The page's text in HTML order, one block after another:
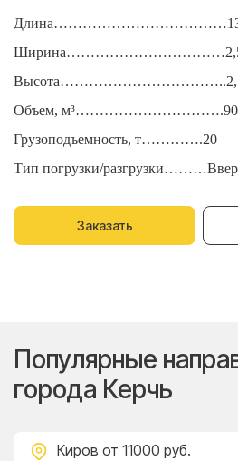
Объем, м³………………………….90
Грузоподъемность, т………….20
Тип погрузки/
Заказать
Популярные
города Керчь
Киров от 11000 руб.